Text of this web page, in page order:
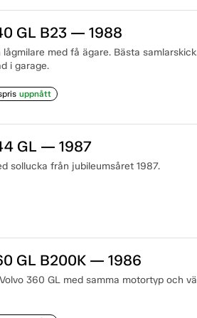
GL B23 — 1988
lågmilare med få ägare. Bästa
i garage.
uppnått
GL — 1987
sollucka från jubileumsåret 1987.
GL B200K — 1986
360 GL med samma motortyp och